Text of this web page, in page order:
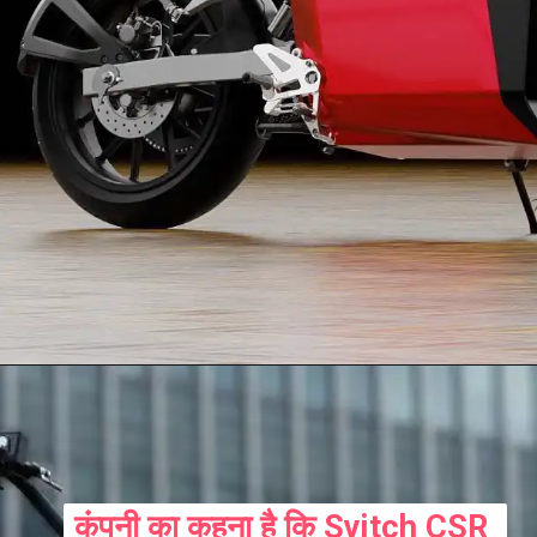
कंपनी का कहना है कि Svitch CSR
कंपनी का कहना है कि Svitch CSR